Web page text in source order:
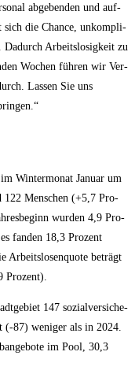
abge­ben­den und auf­
sich die Chan­ce, unkom­pli­
Dadurch Arbeits­lo­sig­keit zu
Wochen füh­ren wir Ver­
Las­sen Sie uns
Win­ter­mo­nat Janu­ar um
122 Men­schen (+5,7 Pro­
wur­den 4,9 Pro­
fan­den 18,3 Pro­zent
Arbeits­lo­sen­quo­te beträgt
Prozent).
147 sozi­al­ver­si­che­
(-87) weni­ger als in 2024.
im Pool, 30,3